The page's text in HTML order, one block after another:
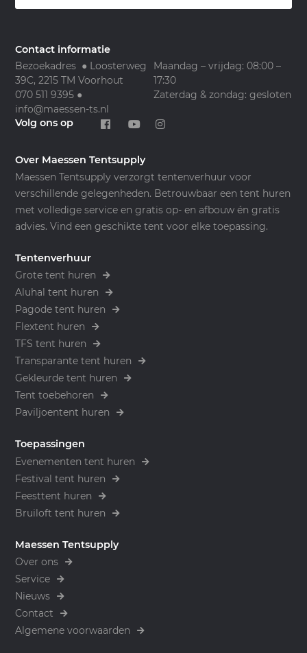
Contact informatie
Bezoekadres ● Loosterweg
39C, 2215 TM Voorhout
070 511 9395 ●
info@maessen-ts.nl
Maandag – vrijdag: 08:00 –
17:30
Zaterdag & zondag: gesloten
Volg ons op
Over Maessen Tentsupply
Maessen Tentsupply verzorgt tentenverhuur voor
verschillende gelegenheden. Betrouwbaar een tent huren
met volledige service en gratis op- en afbouw én gratis
advies. Vind een geschikte tent voor elke toepassing.
Tentenverhuur
Grote tent huren
Aluhal tent huren
Pagode tent huren
Flextent huren
TFS tent huren
Transparante tent huren
Gekleurde tent huren
Tent toebehoren
Paviljoentent huren
Toepassingen
Evenementen tent huren
Festival tent huren
Feesttent huren
Bruiloft tent huren
Maessen Tentsupply
Over ons
Service
Nieuws
Contact
Algemene voorwaarden